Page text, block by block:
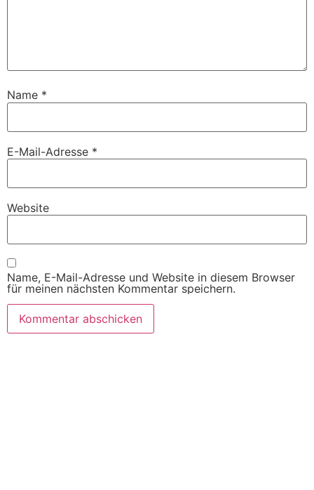
Name *
E-Mail-Adresse *
Website
Name, E-Mail-Adresse und Website in diesem Browser
für meinen nächsten Kommentar speichern.